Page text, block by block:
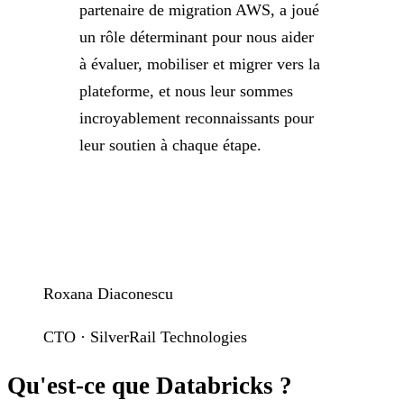
partenaire de migration AWS, a joué
un rôle déterminant pour nous aider
à évaluer, mobiliser et migrer vers la
plateforme, et nous leur sommes
incroyablement reconnaissants pour
leur soutien à chaque étape.
Roxana Diaconescu
CTO · SilverRail Technologies
Qu'est-ce que Databricks ?